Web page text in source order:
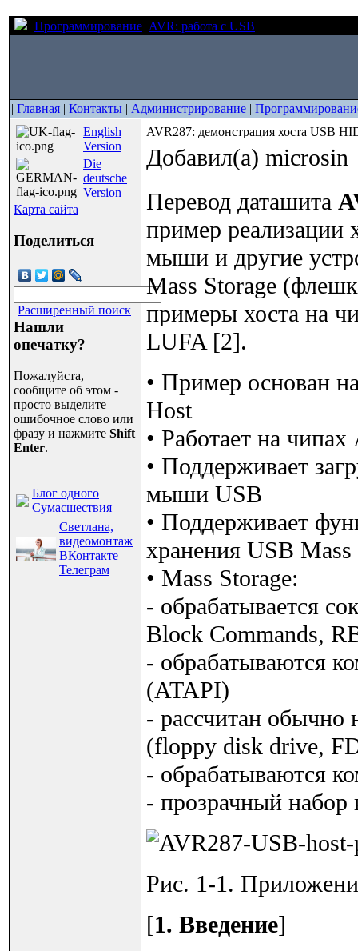
Программирование AVR: работа с USB
| Главная | Контакты | Администрирование |
English
Version
Die
deutsche
Version
Карта сайта
Поделиться
Расширенный поиск
Нашли
опечатку?
Пожалуйста,
сообщите об этом -
просто выделите
ошибочное слово или
фразу и нажмите Shift
Enter.
Блог одного
Сумасшествия
Светлана,
видеомонтаж
ВКонтакте
Телеграм
AVR287: демонстрация хоста USB
Добавил(а) microsin
Перевод даташита
пример реализации
мыши и другие
Mass Storage
примеры хоста на
LUFA [2].
• Пример основан
Host
• Работает на
• Поддерживает
мыши USB
• Поддерживает
хранения USB Mass
• Mass Storage:
- обрабатывается
Block Commands,
- обрабатываются
(ATAPI)
- рассчитан обычно
(floppy disk drive,
- обрабатываются
- прозрачный набор
Рис. 1-1.
[1. Введение]